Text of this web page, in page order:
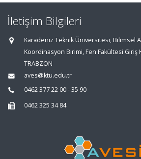
İletişim Bilgileri
Karadeniz Teknik Üniversitesi, Bilimsel
Koordinasyon Birimi, Fen Fakültesi Giriş
TRABZON
aves@ktu.edu.tr
0462 377 22 00 - 35 90
0462 325 34 84